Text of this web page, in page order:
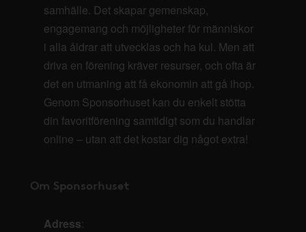
samhälle. Det skapar gemenskap,
engagemang och möjligheter för människor
i alla åldrar att utvecklas och ha kul. Men att
driva en förening kräver resurser, och ofta är
det en utmaning att få ekonomin att gå ihop.
Genom Sponsorhuset kan du enkelt stötta
din favoritförening samtidigt som du handlar
online – utan att det kostar dig något extra!
Om Sponsorhuset
Adress: